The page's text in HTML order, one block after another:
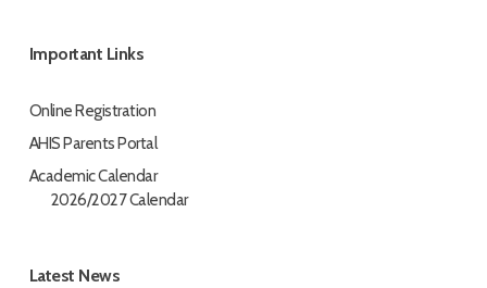
Important Links
Online Registration
AHIS Parents Portal
Academic Calendar
2026/2027 Calendar
Latest News